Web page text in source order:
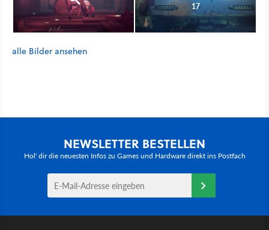
17
alle Bilder ansehen
NEWSLETTER BESTELLEN
Hol' dir die neuesten Infos zu Games und Hardware direkt ins Postfach